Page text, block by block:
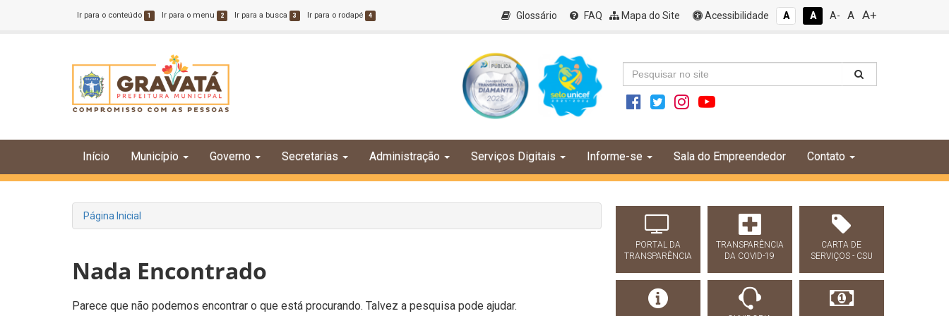
Ir para o conteúdo 1 Ir para o menu 2 Ir para a busca 3 Ir para o rodapé 4 Glossário FAQ Mapa do Site Acessibilidade A A A- A A+
Início Município Governo Secretarias Administração Serviços Digitais Informe-se Sala do Empreendedor Contato
Página Inicial
Nada Encontrado
Parece que não podemos encontrar o que está procurando. Talvez a pesquisa pode ajudar.
PORTAL DA
TRANSPARÊNCIA
TRANSPARÊNCIA
DA COVID-19
CARTA DE
SERVIÇOS - CSU